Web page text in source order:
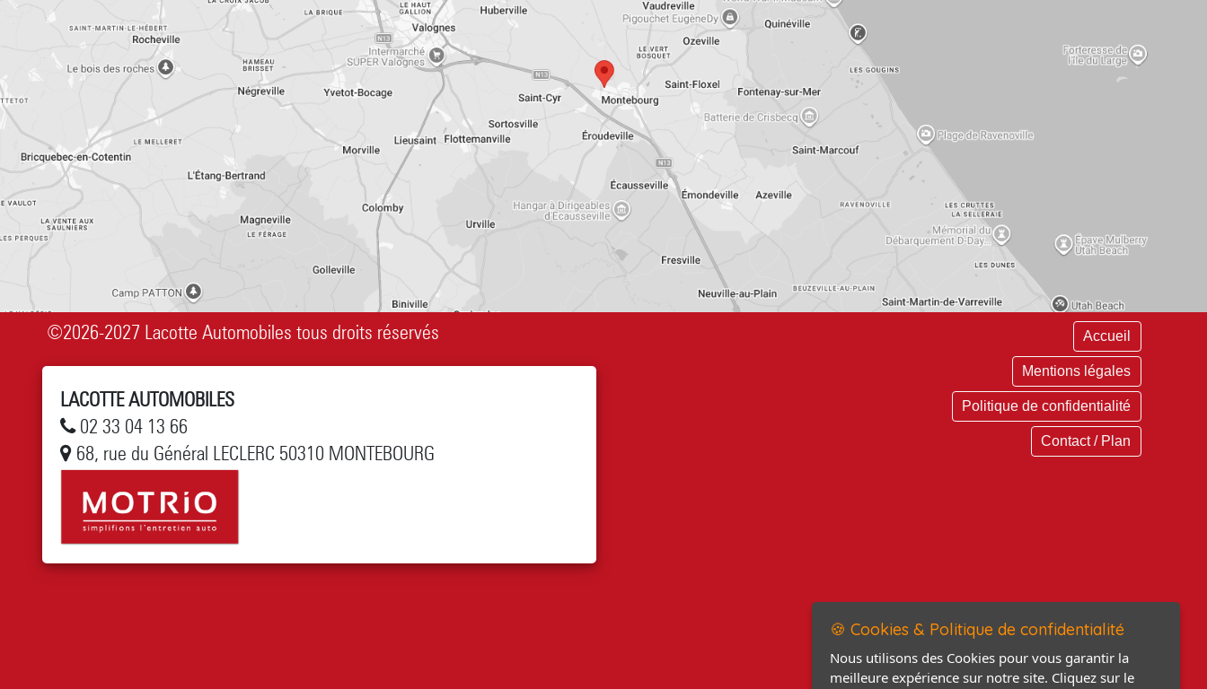
©2026-2027 Lacotte Automobiles tous droits réservés
LACOTTE AUTOMOBILES
02 33 04 13 66
68, rue du Général LECLERC 50310 MONTEBOURG
Accueil
Mentions légales
Politique de confidentialité
Contact / Plan
🍪 Cookies & Politique de confidentialité
Nous utilisons des Cookies pour vous garantir la
meilleure expérience sur notre site. Cliquez sur le